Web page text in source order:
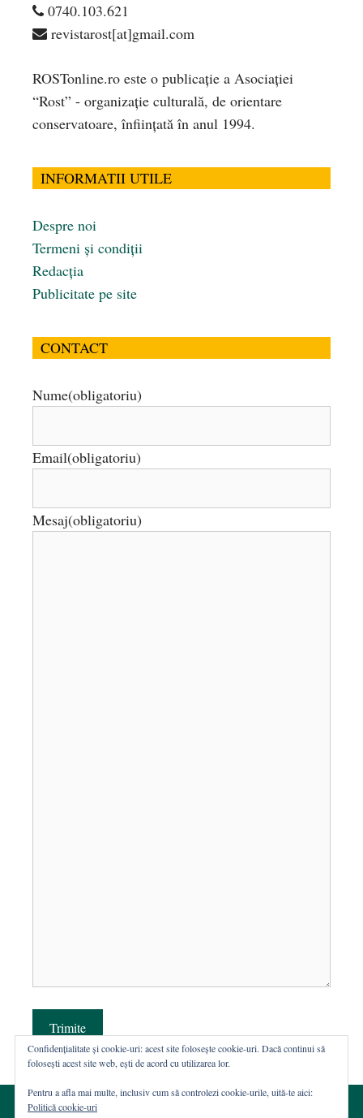
0740.103.621
revistarost[at]gmail.com
ROSTonline.ro este o publicaţie a Asociaţiei
“Rost” - organizaţie culturală, de orientare
conservatoare, înfiinţată în anul 1994.
INFORMATII UTILE
Despre noi
Termeni și condiții
Redacția
Publicitate pe site
CONTACT
Nume(obligatoriu)
Email(obligatoriu)
Mesaj(obligatoriu)
Trimite
Confidențialitate și cookie-uri: acest site folosește cookie-uri. Dacă continui să
folosești acest site web, ești de acord cu utilizarea lor.
Pentru a afla mai multe, inclusiv cum să controlezi cookie-urile, uită-te aici:
Politică cookie-uri